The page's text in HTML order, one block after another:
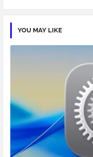
YOU MAY LIKE